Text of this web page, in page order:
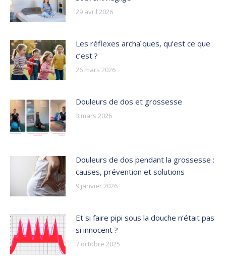
29 avril 2026
Les réflexes archaïques, qu’est ce que
c’est ?
26 mars 2026
Douleurs de dos et grossesse
3 mars 2026
Douleurs de dos pendant la grossesse :
causes, prévention et solutions
9 janvier 2026
Et si faire pipi sous la douche n’était pas
si innocent ?
7 octobre 2025